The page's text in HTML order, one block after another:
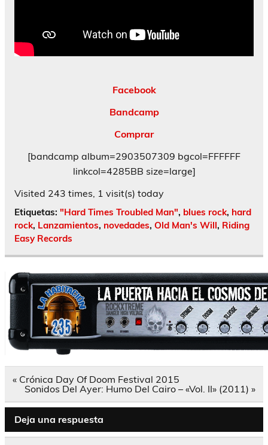
Facebook
Bandcamp
Comprar
[bandcamp album=2903507309 bgcol=FFFFFF
linkcol=4285BB size=large]
Visited 243 times, 1 visit(s) today
Etiquetas: "Hard Times Troubled Man", blues rock, hard
rock, Lanzamientos, novedades, Old Man's Will, Riding
Easy Records
Navegación
« Crónica Day Of Doom Festival 2015
Sonidos Del Ayer: Humo Del Cairo – «Vol. II» (2011) »
Deja una respuesta